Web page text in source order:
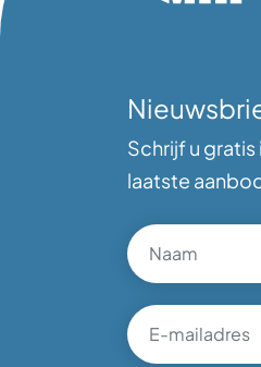
Schrijf u
laatste